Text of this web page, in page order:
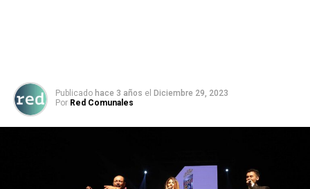
Publicado hace 3 años el Diciembre 29, 2023
Por Red Comunales